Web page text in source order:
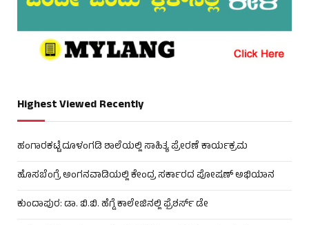
Highest Viewed Recently
ಹಂಗಾರಕಟ್ಟೆ ದೂಳಂಗಡಿ ಶಾಲೆಯಲ್ಲಿ ಸಾಹಿತ್ಯ ಪ್ರೇರಣೆ ಕಾರ್ಯಕ್ರಮ
ಹೊಸಬೆಂಗ್ರೆ ಅಂಗನವಾಡಿಯಲ್ಲಿ ಕೇಂದ್ರ ಸರ್ಕಾರದ ಪೋಷಣ್ ಅಭಿಯಾನ
ಕುಂದಾಪುರ: ಡಾ. ಬಿ.ಬಿ. ಹೆಗ್ಡೆ ಕಾಲೇಜಿನಲ್ಲಿ ಫ್ರೆಶರ್ಸ್ ಡೇ